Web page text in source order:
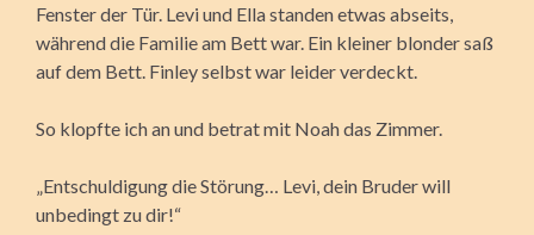
Fenster der Tür. Levi und Ella standen etwas abseits,
während die Familie am Bett war. Ein kleiner blonder saß
auf dem Bett. Finley selbst war leider verdeckt.
So klopfte ich an und betrat mit Noah das Zimmer.
„Entschuldigung die Störung… Levi, dein Bruder will
unbedingt zu dir!“